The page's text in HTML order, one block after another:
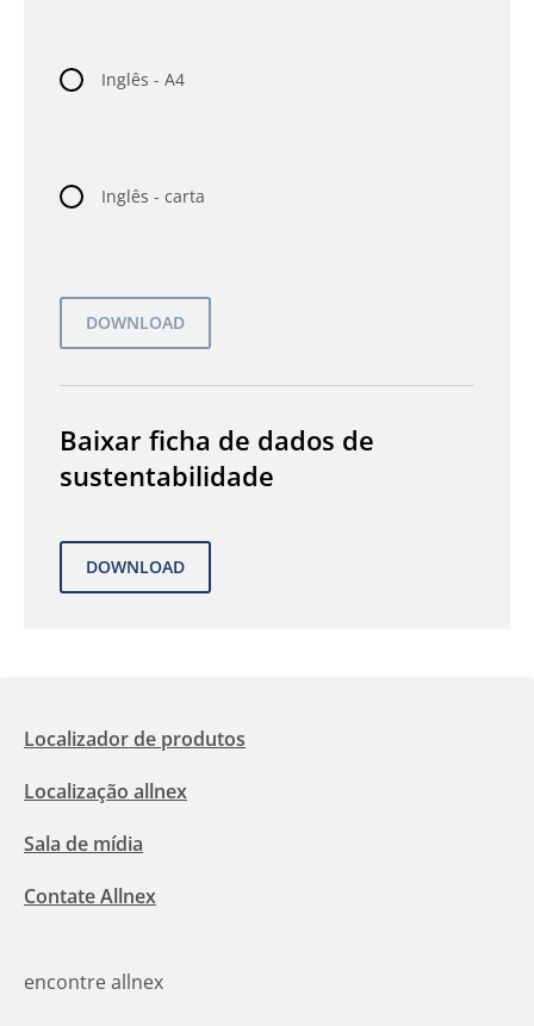
Inglês - A4
Inglês - carta
Baixar ficha de dados de
sustentabilidade
Localizador de produtos
Localização allnex
Sala de mídia
Contate Allnex
encontre allnex